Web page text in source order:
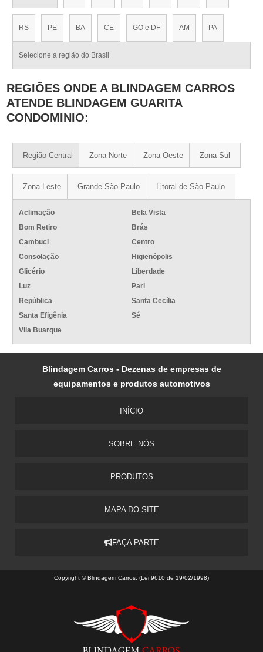
RS PE BA CE GO e DF AM PA
Selecione a região do Brasil
REGIÕES ONDE A BLINDAGEM CARROS
ATENDE BLINDAGEM GUARITA
CONDOMINIO:
Região Central Zona Norte Zona Oeste Zona Sul
Zona Leste Grande São Paulo Litoral de São Paulo
Aclimação
Bela Vista
Bom Retiro
Brás
Cambuci
Centro
Consolação
Higienópolis
Glicério
Liberdade
Luz
Pari
República
Santa Cecília
Santa Efigênia
Sé
Vila Buarque
Blindagem Carros - Dezenas de empresas de
equipamentos e produtos automotivos
INÍCIO
SOBRE NÓS
PRODUTOS
MAPA DO SITE
FAÇA PARTE
Copyright © Blindagem Carros. (Lei 9610 de 19/02/1998)